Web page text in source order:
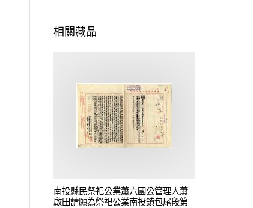
相關藏品
南投縣民祭祀公業蕭六國公管理人蕭
啟田請願為祭祀公業南投鎮包尾段第